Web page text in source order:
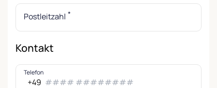
Postleitzahl *
Kontakt
Telefon
+49